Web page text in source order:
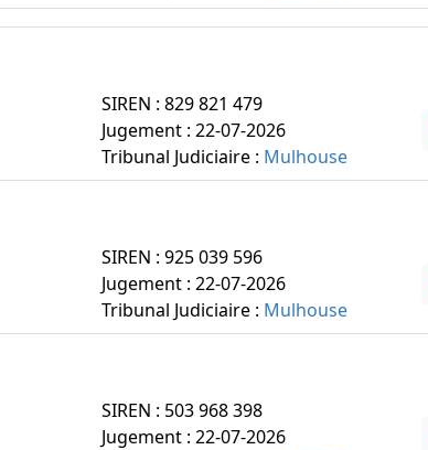
SIREN : 829 821 479
Jugement : 22-07-2026
Tribunal Judiciaire : Mulhouse
SIREN : 925 039 596
Jugement : 22-07-2026
Tribunal Judiciaire : Mulhouse
SIREN : 503 968 398
Jugement : 22-07-2026